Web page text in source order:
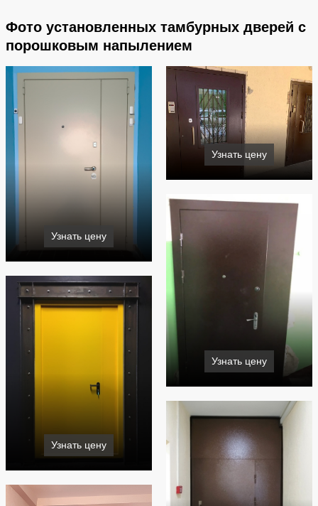
Фото установленных тамбурных дверей с
порошковым напылением
Узнать цену
Узнать цену
Узнать цену
Узнать цену